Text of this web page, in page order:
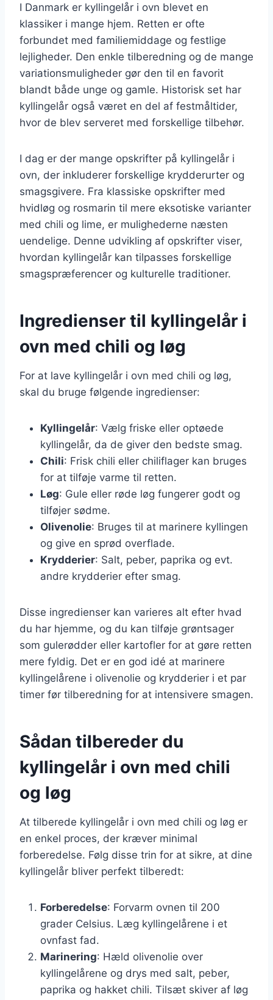
I Danmark er kyllingelår i ovn blevet en
klassiker i mange hjem. Retten er ofte
forbundet med familiemiddage og festlige
lejligheder. Den enkle tilberedning og de mange
variationsmuligheder gør den til en favorit
blandt både unge og gamle. Historisk set har
kyllingelår også været en del af festmåltider,
hvor de blev serveret med forskellige tilbehør.
I dag er der mange opskrifter på kyllingelår i
ovn, der inkluderer forskellige krydderurter og
smagsgivere. Fra klassiske opskrifter med
hvidløg og rosmarin til mere eksotiske varianter
med chili og lime, er mulighederne næsten
uendelige. Denne udvikling af opskrifter viser,
hvordan kyllingelår kan tilpasses forskellige
smagspræferencer og kulturelle traditioner.
Ingredienser til kyllingelår i
ovn med chili og løg
For at lave kyllingelår i ovn med chili og løg,
skal du bruge følgende ingredienser:
Kyllingelår: Vælg friske eller optøede
kyllingelår, da de giver den bedste smag.
Chili: Frisk chili eller chiliflager kan bruges
for at tilføje varme til retten.
Løg: Gule eller røde løg fungerer godt og
tilføjer sødme.
Olivenolie: Bruges til at marinere kyllingen
og give en sprød overflade.
Krydderier: Salt, peber, paprika og evt.
andre krydderier efter smag.
Disse ingredienser kan varieres alt efter hvad
du har hjemme, og du kan tilføje grøntsager
som gulerødder eller kartofler for at gøre retten
mere fyldig. Det er en god idé at marinere
kyllingelårene i olivenolie og krydderier i et par
timer før tilberedning for at intensivere smagen.
Sådan tilbereder du
kyllingelår i ovn med chili
og løg
At tilberede kyllingelår i ovn med chili og løg er
en enkel proces, der kræver minimal
forberedelse. Følg disse trin for at sikre, at dine
kyllingelår bliver perfekt tilberedt:
Forberedelse: Forvarm ovnen til 200
grader Celsius. Læg kyllingelårene i et
ovnfast fad.
Marinering: Hæld olivenolie over
kyllingelårene og drys med salt, peber,
paprika og hakket chili. Tilsæt skiver af løg